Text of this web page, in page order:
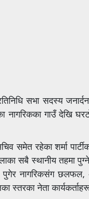
सभा सदस्य
नागरिकका गाउँ देखि
समेत रहेका शर्मा
सबै स्थानीय तहमा
पुगेर नागरिकसंग
स्तरका नेता